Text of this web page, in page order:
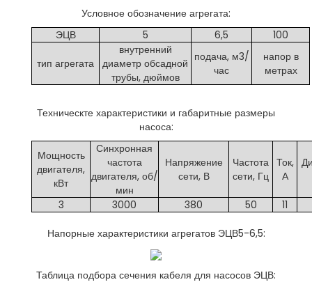
Условное обозначение агрегата:
ЭЦВ
5 6,5 100
тип агрегата
внутренний
диаметр обсадной
трубы, дюймов
подача, м3/
час
напор в
метрах
Техническте характеристики и габаритные размеры
насоса:
Мощность
двигателя,
кВт
Синхронная
частота
двигателя, об/
мин
Напряжение
сети, В
Частота
сети, Гц
Ток,
А
3 3000 380 50 11
Напорные характеристики агрегатов ЭЦВ5-6,5:
Таблица подбора сечения кабеля для насосов ЭЦВ: